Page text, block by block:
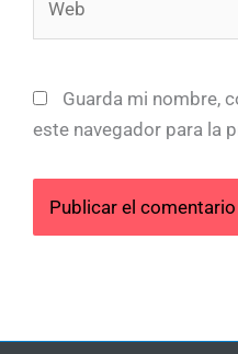
Guarda mi nombre,
este navegador para la